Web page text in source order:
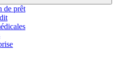
de prêt